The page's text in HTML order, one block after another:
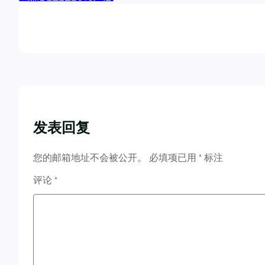
发表回复
您的邮箱地址不会被公开。 必填项已用 * 标注
评论 *